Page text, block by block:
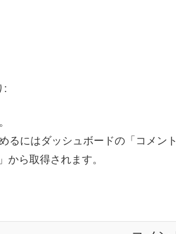
:
るにはダッシュボードの「コメン
」から取得されます。